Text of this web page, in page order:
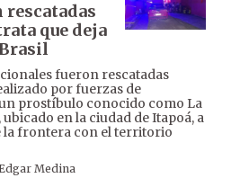
rescatadas
que deja
fueron rescatadas
por fuerzas de
prostíbulo conocido como La
ubicado en la ciudad de Itapoá, a
la frontera con el territorio
Medina